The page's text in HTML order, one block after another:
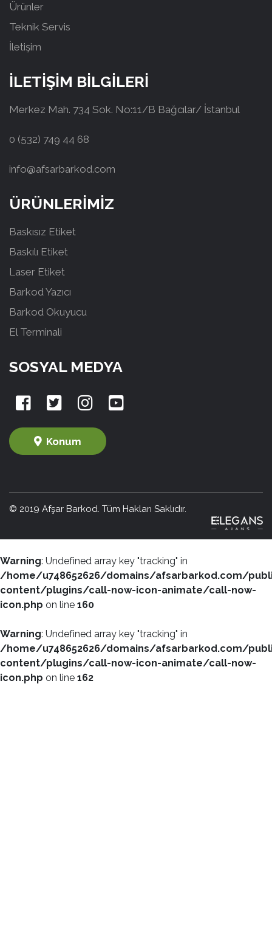
Ürünler
Teknik Servis
İletişim
İLETİŞİM BİLGİLERİ
Merkez Mah. 734 Sok. No:11/B Bağcılar/ İstanbul
0 (532) 749 44 68
info@afsarbarkod.com
ÜRÜNLERİMİZ
Baskısız Etiket
Baskılı Etiket
Laser Etiket
Barkod Yazıcı
Barkod Okuyucu
El Terminali
SOSYAL MEDYA
Konum
© 2019 Afşar Barkod. Tüm Hakları Saklıdır.
Warning: Undefined array key "tracking" in
/home/u748652626/domains/afsarbarkod.com/
content/plugins/call-now-icon-animate/call-now-
icon.php on line 160
Warning: Undefined array key "tracking" in
/home/u748652626/domains/afsarbarkod.com/
content/plugins/call-now-icon-animate/call-now-
icon.php on line 162